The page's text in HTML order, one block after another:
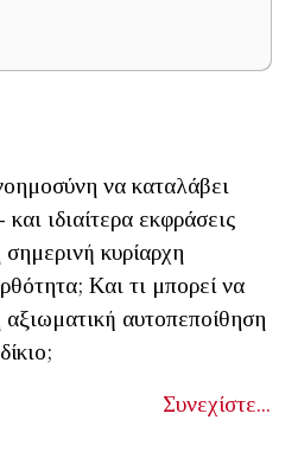
να καταλάβει
ιδιαίτερα εκφράσεις
κυρίαρχη
Και τι μπορεί να
αξιωματική αυτοπεποίθηση
Συνεχίστε...